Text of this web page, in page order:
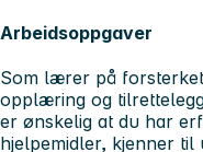
Arbeidsoppgaver
Som lærer på
opplæring og
er ønskelig at du har
hjelpemidler, kjenner